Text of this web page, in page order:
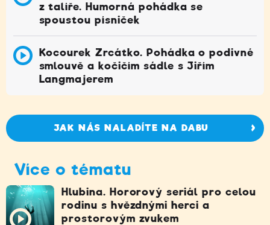
z talíře. Humorná pohádka se
spoustou písniček
Kocourek Zrcátko. Pohádka o podivné
smlouvě a kočičím sádle s Jiřím
Langmajerem
JAK NÁS NALADÍTE NA DABU
Více o tématu
Hlubina. Hororový seriál pro celou
rodinu s hvězdnými herci a
prostorovým zvukem